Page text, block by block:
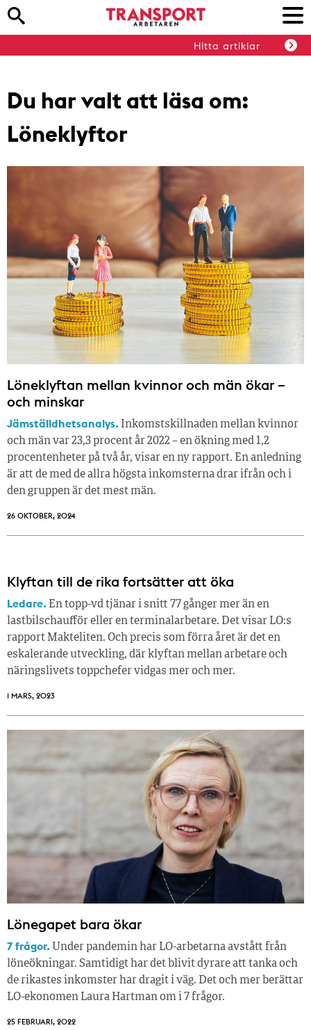
Hitta artiklar
Du har valt att läsa om:
Löneklyftor
Löneklyftan mellan kvinnor och män ökar –
och minskar
Jämställdhetsanalys. Inkomstskillnaden mellan kvinnor
och män var 23,3 procent år 2022 – en ökning med 1,2
procentenheter på två år, visar en ny rapport. En anledning
är att de med de allra högsta inkomsterna drar ifrån och i
den gruppen är det mest män.
26 OKTOBER, 2024
Klyftan till de rika fortsätter att öka
Ledare. En topp-vd tjänar i snitt 77 gånger mer än en
lastbilschaufför eller en terminalarbetare. Det visar LO:s
rapport Makteliten. Och precis som förra året är det en
eskalerande utveckling, där klyftan mellan arbetare och
näringslivets toppchefer vidgas mer och mer.
1 MARS, 2023
Lönegapet bara ökar
7 frågor. Under pandemin har LO-arbetarna avstått från
löneökningar. Samtidigt har det blivit dyrare att tanka och
de rikastes inkomster har dragit i väg. Det och mer berättar
LO-ekonomen Laura Hartman om i 7 frågor.
25 FEBRUARI, 2022